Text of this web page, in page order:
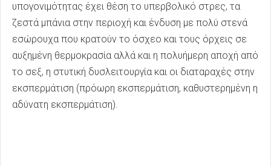
υπογονιμότητας έχει θέση το υπερβολικό στρες, τα
ζεστά μπάνια στην περιοχή και ένδυση με πολύ στενά
εσώρουχα που κρατούν το όσχεο και τους όρχεις σε
αυξημένη θερμοκρασία αλλά και η πολυήμερη αποχή από
το σεξ, η στυτική δυσλειτουργία και οι διαταραχές στην
εκσπερμάτιση (πρόωρη εκσπερμάτιση, καθυστερημένη η
αδύνατη εκσπερμάτιση).